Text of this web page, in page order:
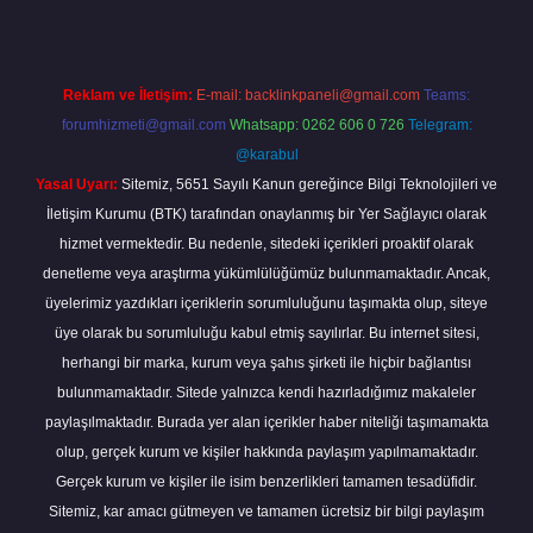
Reklam ve İletişim: E-mail: backlinkpaneli@gmail.com Teams:
forumhizmeti@gmail.com Whatsapp: 0262 606 0 726 Telegram:
@karabul
Yasal Uyarı: Sitemiz, 5651 Sayılı Kanun gereğince Bilgi Teknolojileri ve
İletişim Kurumu (BTK) tarafından onaylanmış bir Yer Sağlayıcı olarak
hizmet vermektedir. Bu nedenle, sitedeki içerikleri proaktif olarak
denetleme veya araştırma yükümlülüğümüz bulunmamaktadır. Ancak,
üyelerimiz yazdıkları içeriklerin sorumluluğunu taşımakta olup, siteye
üye olarak bu sorumluluğu kabul etmiş sayılırlar. Bu internet sitesi,
herhangi bir marka, kurum veya şahıs şirketi ile hiçbir bağlantısı
bulunmamaktadır. Sitede yalnızca kendi hazırladığımız makaleler
paylaşılmaktadır. Burada yer alan içerikler haber niteliği taşımamakta
olup, gerçek kurum ve kişiler hakkında paylaşım yapılmamaktadır.
Gerçek kurum ve kişiler ile isim benzerlikleri tamamen tesadüfidir.
Sitemiz, kar amacı gütmeyen ve tamamen ücretsiz bir bilgi paylaşım